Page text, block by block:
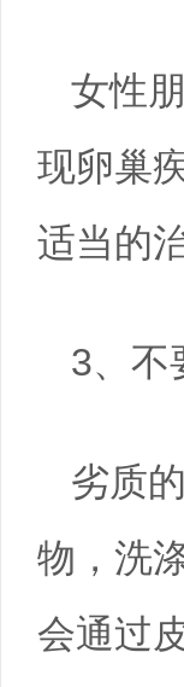
女性
现卵巢
适当的
3、不
劣质
物，洗
会通过